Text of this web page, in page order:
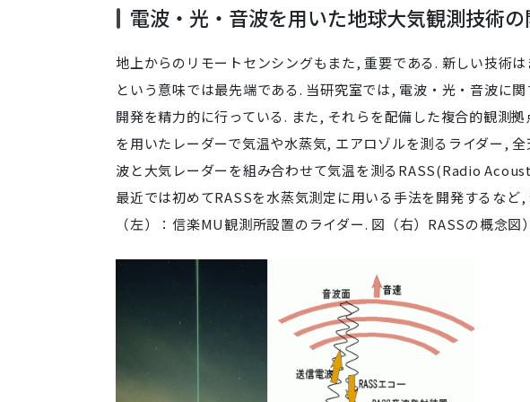
電波・光・音波を用いた地球大気観測技術
地上からのリモートセンシングもまた, 重要である. 新しい技術
という意味では最先端である. 当研究室では, 電波・光・音波に
開発を精力的に行っている. また, それらを配備した複合的観測
を用いたレーダーで気温や水蒸気, エアロゾルを測るライダー,
波と大気レーダーを組み合わせて気温を測るRASS(Radio
最近では初めてRASSを水蒸気測定に用いる手法を開発するなど
（左）：信楽MU観測所設置のライダー. 図（右）RASSの概念図）